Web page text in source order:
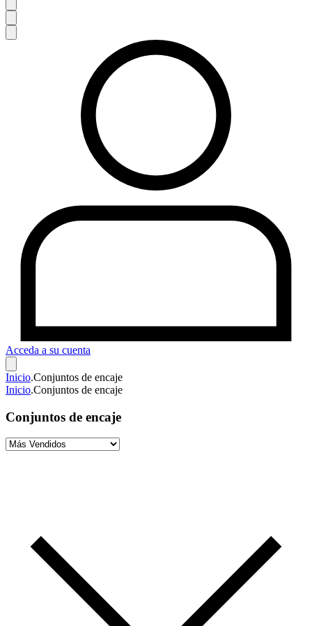
Acceda a su cuenta
Inicio.Conjuntos de encaje
Inicio.Conjuntos de encaje
Conjuntos de encaje